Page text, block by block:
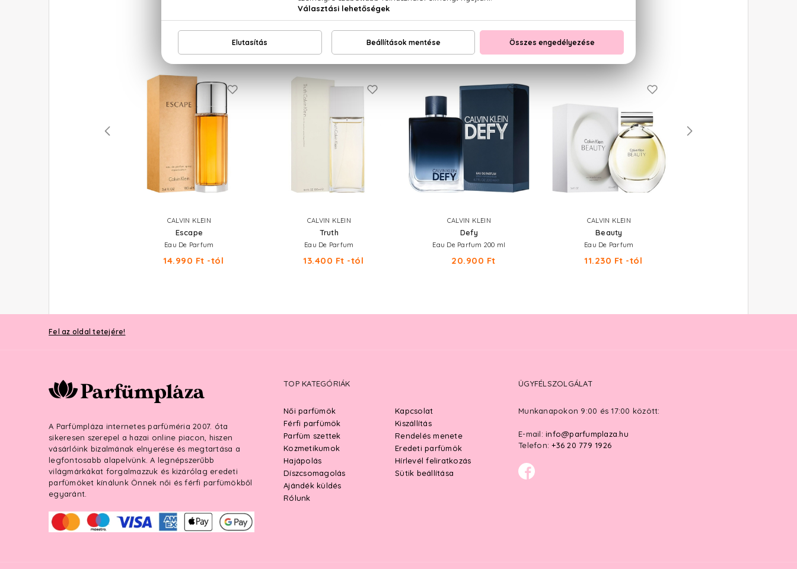
NEKED AJÁNLJUK
CALVIN KLEIN
Escape
Eau De Parfum
14.990 Ft -tól
CALVIN KLEIN
Truth
Eau De Parfum
13.400 Ft -tól
CALVIN KLEIN
Defy
Eau De Parfum 200 ml
20.900 Ft
CALVIN KLEIN
Beauty
Eau De Parfum
11.230 Ft -tól
Fel az oldal tetejére!
A Parfümpláza internetes parfüméria 2007. óta
sikeresen szerepel a hazai online piacon, hiszen
vásárlóink bizalmának elnyerése és megtartása a
legfontosabb alapelvünk. A legnépszerűbb
világmárkákat forgalmazzuk és kizárólag eredeti
parfümöket kínálunk Önnek női és férfi parfümökből
egyaránt.
TOP KATEGÓRIÁK
Női parfümök
Férfi parfümök
Parfüm szettek
Kozmetikumok
Hajápolás
Díszcsomagolás
Ajándék küldés
Rólunk
Kapcsolat
Kiszállítás
Rendelés menete
Eredeti parfümök
Hírlevél feliratkozás
Sütik beállítása
ÜGYFÉLSZOLGÁLAT
Munkanapokon 9:00 és 17:00 között:
E-mail: info@parfumplaza.hu
Telefon: +36 20 779 1926